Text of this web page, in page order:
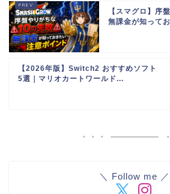
【スマグロ】序
無課金が知って
【2026年版】Switch2 おすすめソフト
5選｜マリオカートワールド...
＼ Follow me ／